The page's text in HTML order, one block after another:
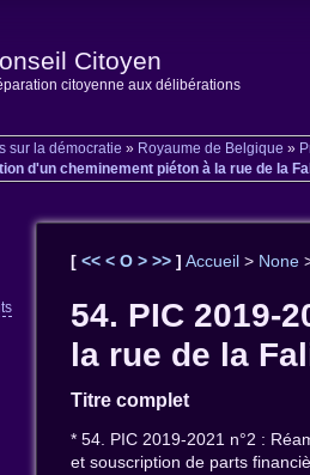
Citoyen
citoyenne aux délibérations
sur la démocratie » Royaume de Belgique »
d'un cheminement piéton à la rue de la
[<<<O>>>] Accueil > None
54. PIC 2019-
la rue de la
Titre complet
* 54. PIC 2019-2021 n°2 :
et souscription de parts